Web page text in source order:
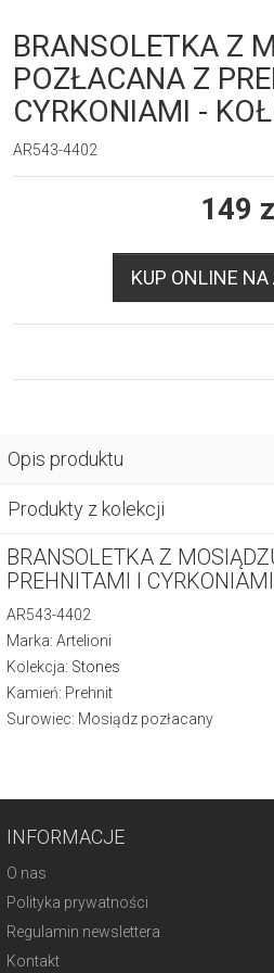
BRANSOLETKA Z
POZŁACANA Z
CYRKONIAMI -
AR543-4402
149
KUP ONLINE NA
Opis produktu
Produkty z kolekcji
BRANSOLETKA Z
PREHNITAMI I
AR543-4402
Marka: Artelioni
Kolekcja: Stones
Kamień: Prehnit
Surowiec: Mosiądz pozłacany
INFORMACJE
O nas
Polityka prywatności
Regulamin newslettera
Kontakt